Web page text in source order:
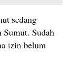
sedang
Sumut. Sudah
izin belum